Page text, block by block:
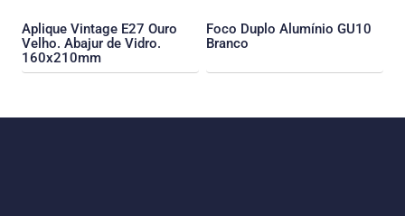
Aplique Vintage E27 Ouro
Velho. Abajur de Vidro.
160x210mm
Foco Duplo Alumínio GU10
Branco